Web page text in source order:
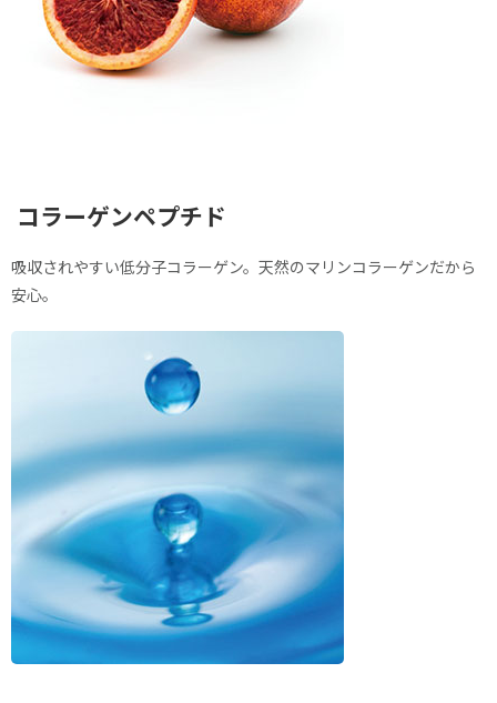
コラーゲンペプチド
吸収されやすい低分子コラーゲン。天然のマリンコラーゲンだから
安心。